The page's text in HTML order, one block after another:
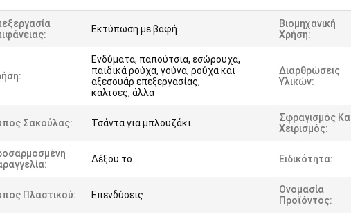
Εκτύπωση με βαφή
Βιομηχανική
Χρήση:
Ενδύματα, παπούτσια, εσώρουχα,
παιδικά ρούχα, γούνα, ρούχα και
αξεσουάρ επεξεργασίας,
κάλτσες, άλλα
Διαρθρώσεις
Υλικών:
Σακούλας: Τσάντα για μπλουζάκι
Σφραγισμός
Χειρισμός:
Δέξου το. Ειδικότητα:
Πλαστικού: Επενδύσεις
Ονομασία
Προϊόντος: